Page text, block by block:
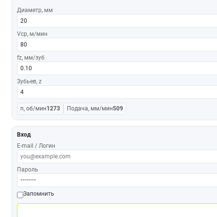
Диаметр, мм
Vср, м/мин
fz, мм/зуб
Зубьев, z
n, об/мин1273 Подача, мм/мин509
Вход
E-mail / Логин
Пароль
Запомнить